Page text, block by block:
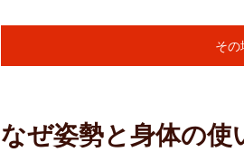
そ
なぜ姿勢と身体の